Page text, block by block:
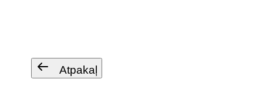
Atpakaļ